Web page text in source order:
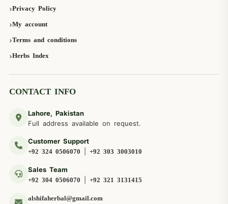
Privacy Policy
My account
Terms and conditions
Herbs Index
CONTACT INFO
Lahore, Pakistan
Full address available on request.
Customer Support
+92 324 0506070 +92 303 3003010
Sales Team
+92 304 0506070 +92 321 3131415
alshifaherbal@gmail.com